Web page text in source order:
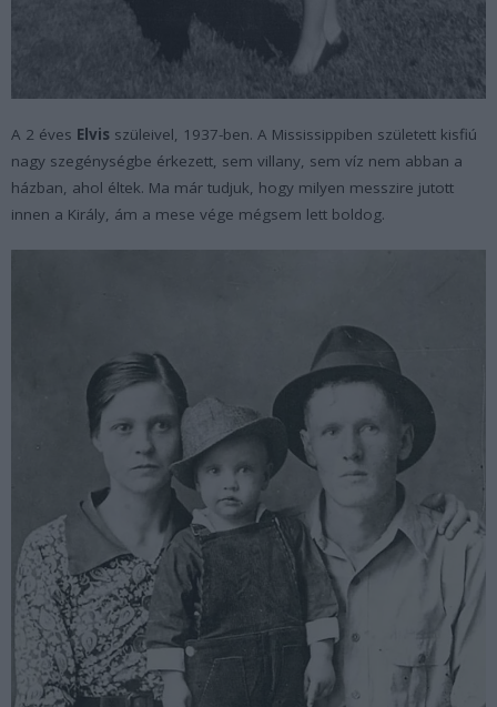
A 2 éves Elvis szüleivel, 1937-ben. A Mississippiben született kisfiú
nagy szegénységbe érkezett, sem villany, sem víz nem abban a
házban, ahol éltek. Ma már tudjuk, hogy milyen messzire jutott
innen a Király, ám a mese vége mégsem lett boldog.